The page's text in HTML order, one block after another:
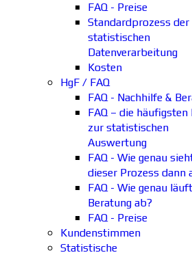
FAQ - Preise
Standardprozess der
statistischen
Datenverarbeitung
Kosten
HgF / FAQ
FAQ - Nachhilfe &
FAQ – die häufigsten
zur statistischen
Auswertung
FAQ - Wie genau
dieser Prozess dann
FAQ - Wie genau
Beratung ab?
FAQ - Preise
Kundenstimmen
Statistische